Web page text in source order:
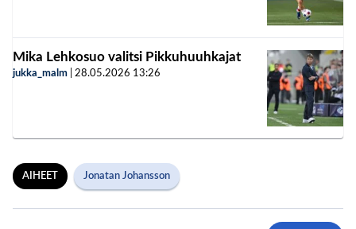
Mika Lehkosuo valitsi Pikkuhuuhkajat
jukka_malm 28.05.2026 13:26
AIHEET Jonatan Johansson